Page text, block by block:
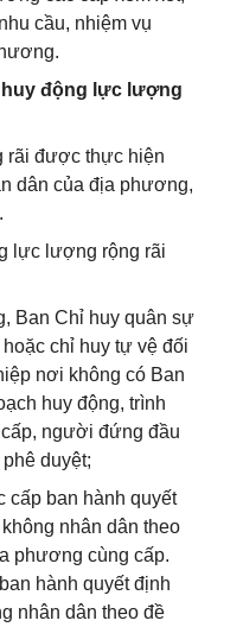
cầu, nhiệm vụ
động lực lượng
rãi được thực hiện
dân của địa phương,
lực lượng rộng rãi
Ban Chỉ huy quân sự
chỉ huy tự vệ đối
nơi không có Ban
huy động, trình
người đứng đầu
duyệt;
cấp ban hành quyết
nhân dân theo
phương cùng cấp.
hành quyết định
nhân dân theo đề